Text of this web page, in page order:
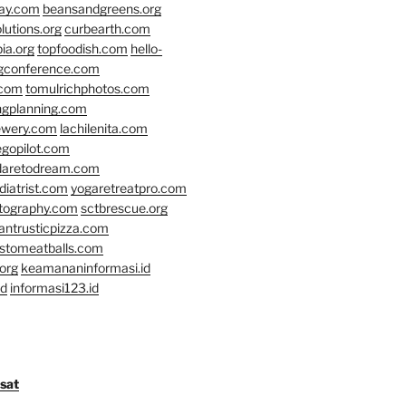
beansandgreens.org
curbearth.com
topfoodish.com hello-
tomulrichphotos.com
lachilenita.com
yogaretreatpro.com
sctbrescue.org
keamananinformasi.id
informasi123.id